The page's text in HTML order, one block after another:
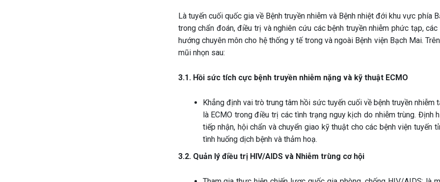
Là tuyến cuối quốc gia về Bệnh truyền nhiễm và Bệnh nhiệt đới khu vực
trong chẩn đoán, điều trị và nghiên cứu các bệnh truyền nhiễm phức tạp,
hướng chuyên môn cho hệ thống y tế trong và ngoài Bệnh viện Bạch Mai.
mũi nhọn sau:
3.1. Hồi sức tích cực bệnh truyền nhiễm nặng và kỹ thuật ECMO
Khẳng định vai trò trung tâm hồi sức tuyến cuối về bệnh truyền
là ECMO trong điều trị các tình trạng nguy kịch do nhiễm trùng.
tiếp nhận, hội chẩn và chuyển giao kỹ thuật cho các bệnh viện
tình huống dịch bệnh và thảm hoạ.
3.2. Quản lý điều trị HIV/AIDS và Nhiễm trùng cơ hội